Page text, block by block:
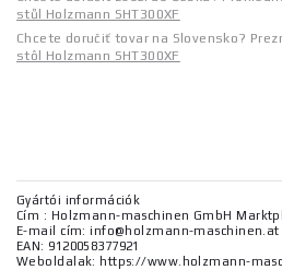
stůl Holzmann SHT300XF
Chcete doručiť tovar na Slovensko?
stôl Holzmann SHT300XF
Gyártói információk
Cím : Holzmann-maschinen GmbH
E-mail cím: info@holzmann-maschinen.at
EAN: 9120058377921
Weboldalak: https://www.holzmann-